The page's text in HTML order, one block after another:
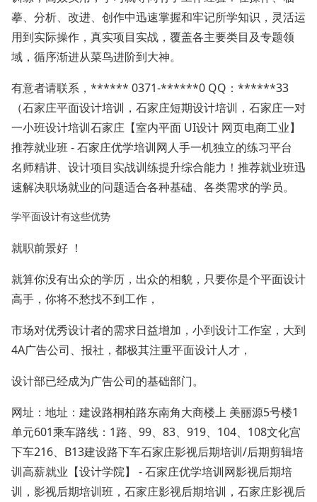
摹、分析、改进、创作中迅速掌握和牢记所学知识，灵活运
用到实际操作，真实项目实战，覆盖各主要类目及专题领
域，循序渐进从菜鸟进阶到大神。
有意者请联系，****** 0371-******0 QQ：******33
（石家庄平面设计培训，石家庄短期设计培训，石家庄一对
一小班设计培训石家庄【室内平面 UI设计 网页电商工业】
推荐就业班 - 石家庄优学培训网人手一机独立的练习平台
名师精讲、设计项目实战训练提升综合能力！推荐就业班迅
速解决职场就业的问题适合各种基础、各类需求的学员。
学平面设计有这些优势
就职前景好 ！
就算你没有出众的学历，出众的相貌，只要你是个平面设计
高手，你将不愁找不到工作，
市场对优秀设计者的需求日益增加，小到设计工作室，大到
4A广告公司、报社，都极其注重平面设计人才，
设计部已经成为广告公司的基础部门。
网址：地址：建设路桐柏路东南角大商楼上 美丽源5号楼1
单元601乘车路线：1路、99、83、919、104、108文化宫
下车216、B13建设路下车石家庄影视后期培训/后期剪辑培
训高薪就业【设计学院】 - 石家庄优学培训网影视后期培
训，影视后期培训班，石家庄影视后期培训，石家庄影视后